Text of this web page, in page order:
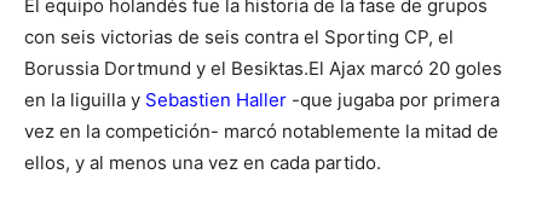
El equipo holandés fue la historia de la fase de grupos
con seis victorias de seis contra el Sporting CP, el
Borussia Dortmund y el Besiktas.El Ajax marcó 20 goles
en la liguilla y Sebastien Haller -que jugaba por primera
vez en la competición- marcó notablemente la mitad de
ellos, y al menos una vez en cada partido.